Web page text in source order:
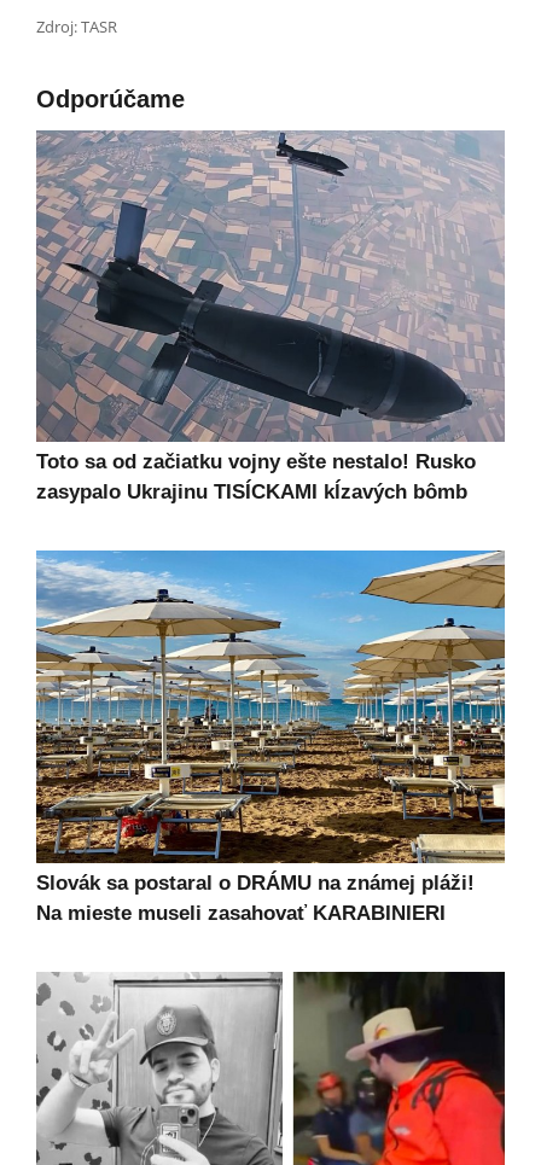
Zdroj: TASR
Odporúčame
Toto sa od začiatku vojny ešte nestalo! Rusko
zasypalo Ukrajinu TISÍCKAMI kĺzavých bômb
Slovák sa postaral o DRÁMU na známej pláži!
Na mieste museli zasahovať KARABINIERI